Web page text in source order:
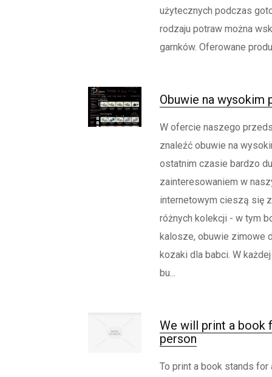
użytecznych podczas
rodzaju potraw można
garnków. Oferowane
Obuwie na wysokim
W ofercie naszego
znaleźć obuwie na
ostatnim czasie bardzo
zainteresowaniem w
internetowym cieszą się
różnych kolekcji - w tym
kalosze, obuwie zimowe
kozaki dla babci. W
bu...
We will print a book
person
To print a book stands for